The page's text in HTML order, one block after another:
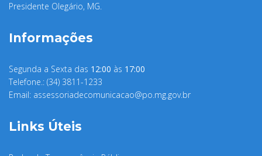
Presidente Olegário, MG.
Informações
Segunda a Sexta das 12:00 às 17:00
Telefone.: (34) 3811-1233
Email: assessoriadecomunicacao@po.mg.gov.br
Links Úteis